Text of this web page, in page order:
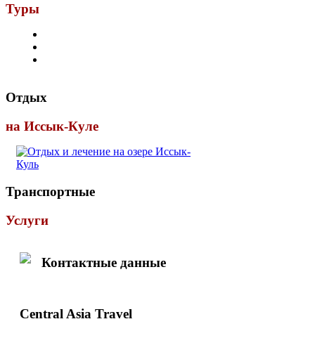
Туры
Отдых
на Иссык-Куле
Транспортные
Услуги
Контактные данные
Central Asia Travel